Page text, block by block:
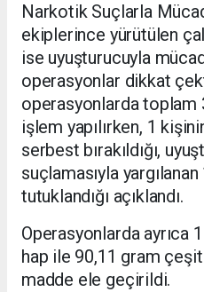
Narkotik Suçlarla
ekiplerince yürütülen
ise uyuşturucuyla
operasyonlar dikkat
operasyonlarda toplam
işlem yapılırken, 1
serbest bırakıldığı,
suçlamasıyla yargılanan
tutuklandığı açıklandı.
Operasyonlarda ayrıca
hap ile 90,11 gram
madde ele geçirildi.